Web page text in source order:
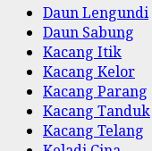
Daun Lengundi
Daun Sabung
Kacang Itik
Kacang Kelor
Kacang Parang
Kacang Tanduk
Kacang Telang